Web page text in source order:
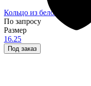
Кольцо из белого золота
По запросу
Размер
16.25
Под заказ